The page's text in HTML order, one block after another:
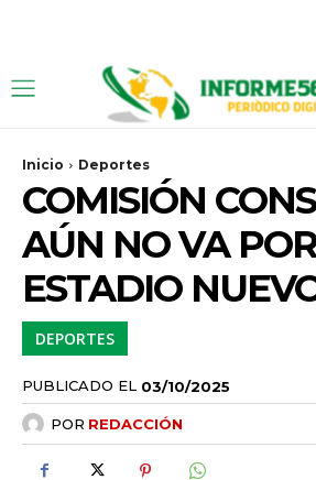
Inicio Deportes
COMISIÓN
AÚN NO VA
ESTADIO
DEPORTES
PUBLICADO EL 03/10/2025
POR REDACCIÓN